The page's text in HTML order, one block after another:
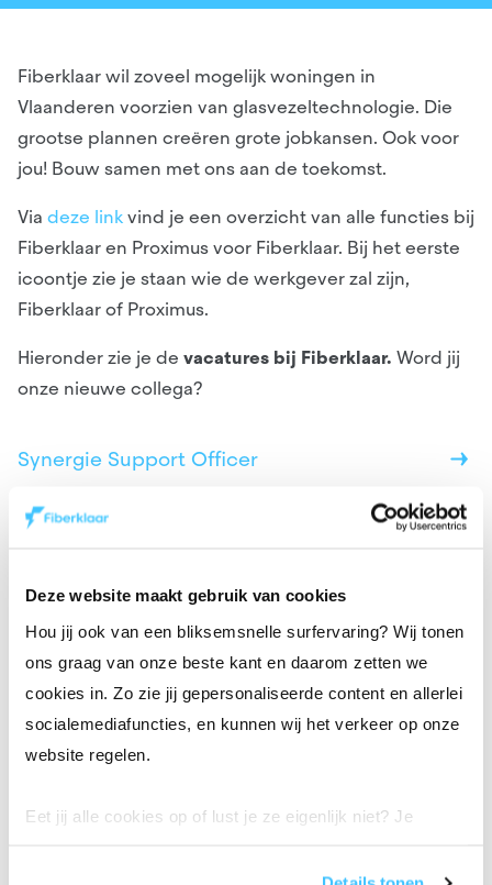
Deze website maakt gebruik van cookies
Hou jij ook van een bliksemsnelle surfervaring? Wij tonen
ons graag van onze beste kant en daarom zetten we
cookies in. Zo zie jij gepersonaliseerde content en allerlei
socialemediafuncties, en kunnen wij het verkeer op onze
website regelen.
Eet jij alle cookies op of lust je ze eigenlijk niet? Je
cookies mogen we altijd aanvinken volgens de GDPR-
Fiberklaar wil zoveel mogelijk woningen in
Vlaanderen voorzien van glasvezeltechnologie. Die
grootse plannen creëren grote jobkansen. Ook voor
jou! Bouw samen met ons aan de toekomst.
Via deze linkvind je een overzicht van alle functies bij
Fiberklaar en Proximus voor Fiberklaar. Bij het eerste
icoontje zie je staan wie de werkgever zal zijn,
Fiberklaar of Proximus.
Hieronder zie je de vacatures bij Fiberklaar. Word jij
onze nieuwe collega?
Synergie Support Officer
Project Manager
Scrum Master
FTTH Project Engineer